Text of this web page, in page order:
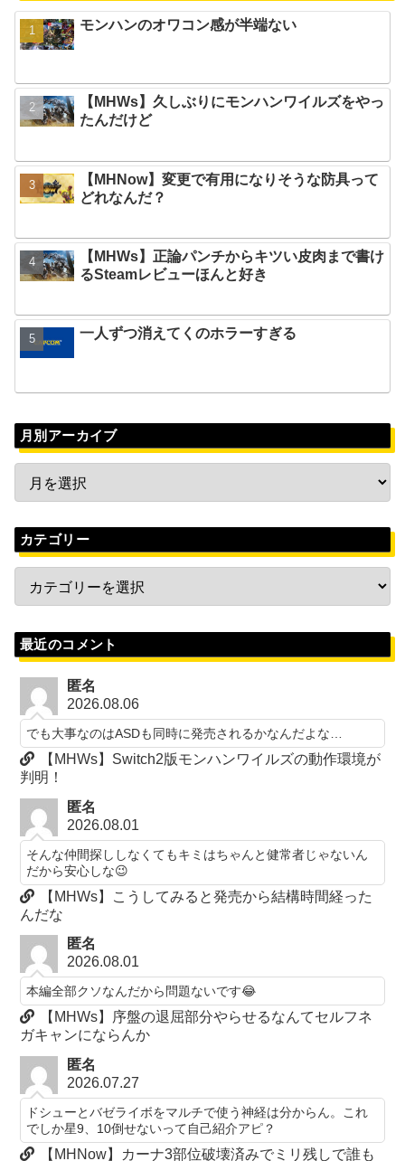
モンハンのオワコン感が半端ない
【MHWs】久しぶりにモンハンワイルズをやっ
たんだけど
【MHNow】変更で有用になりそうな防具って
どれなんだ？
【MHWs】正論パンチからキツい皮肉まで書け
るSteamレビューほんと好き
一人ずつ消えてくのホラーすぎる
月別アーカイブ
カテゴリー
最近のコメント
匿名
2026.08.06
でも大事なのはASDも同時に発売されるかなんだよな…
【MHWs】Switch2版モンハンワイルズの動作環境が
判明！
匿名
2026.08.01
そんな仲間探ししなくてもキミはちゃんと健常者じゃないん
だから安心しな😉
【MHWs】こうしてみると発売から結構時間経った
んだな
匿名
2026.08.01
本編全部クソなんだから問題ないです😂
【MHWs】序盤の退屈部分やらせるなんてセルフネ
ガキャンにならんか
匿名
2026.07.27
ドシューとバゼライボをマルチで使う神経は分からん。これ
でしか星9、10倒せないって自己紹介アピ？
【MHNow】カーナ3部位破壊済みでミリ残しで誰も